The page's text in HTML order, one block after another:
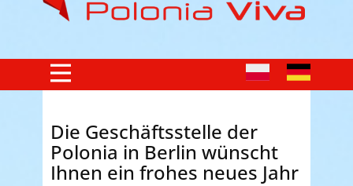
Die Geschäftsstelle der
Polonia in Berlin wünscht
Ihnen ein frohes neues Jahr